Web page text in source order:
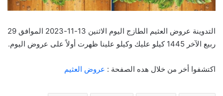
التدوينة عروض العثيم الطازج اليوم الاثنين 13-11-2023 الموافق 29
ربيع الآخر 1445 كيلو عليك وكيلو علينا ظهرت أولاً على عروض اليوم.
اكتشفوا أخر من خلال هده الصفحة : عروض العثيم